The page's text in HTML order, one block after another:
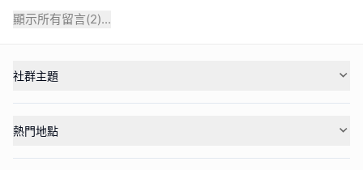
顯示所有留言(2)...
社群主題
熱門地點